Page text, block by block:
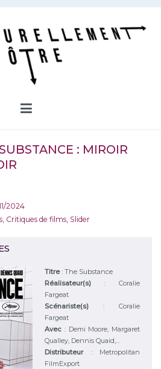
: MIROIR
2024
Critiques de films Slider
Titre: The Substance
Réalisateur(s) : Coralie
Fargeat
Scénariste(s) : Coralie
Fargeat
Avec : Demi Moore, Margaret
Qualley, Dennis Quaid,...
Distributeur : Metropolitan
FilmExport